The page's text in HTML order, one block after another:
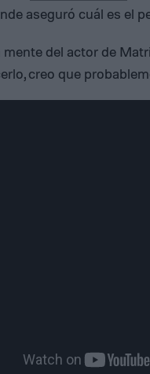
aseguró cuál es el
mente del actor de
creo que